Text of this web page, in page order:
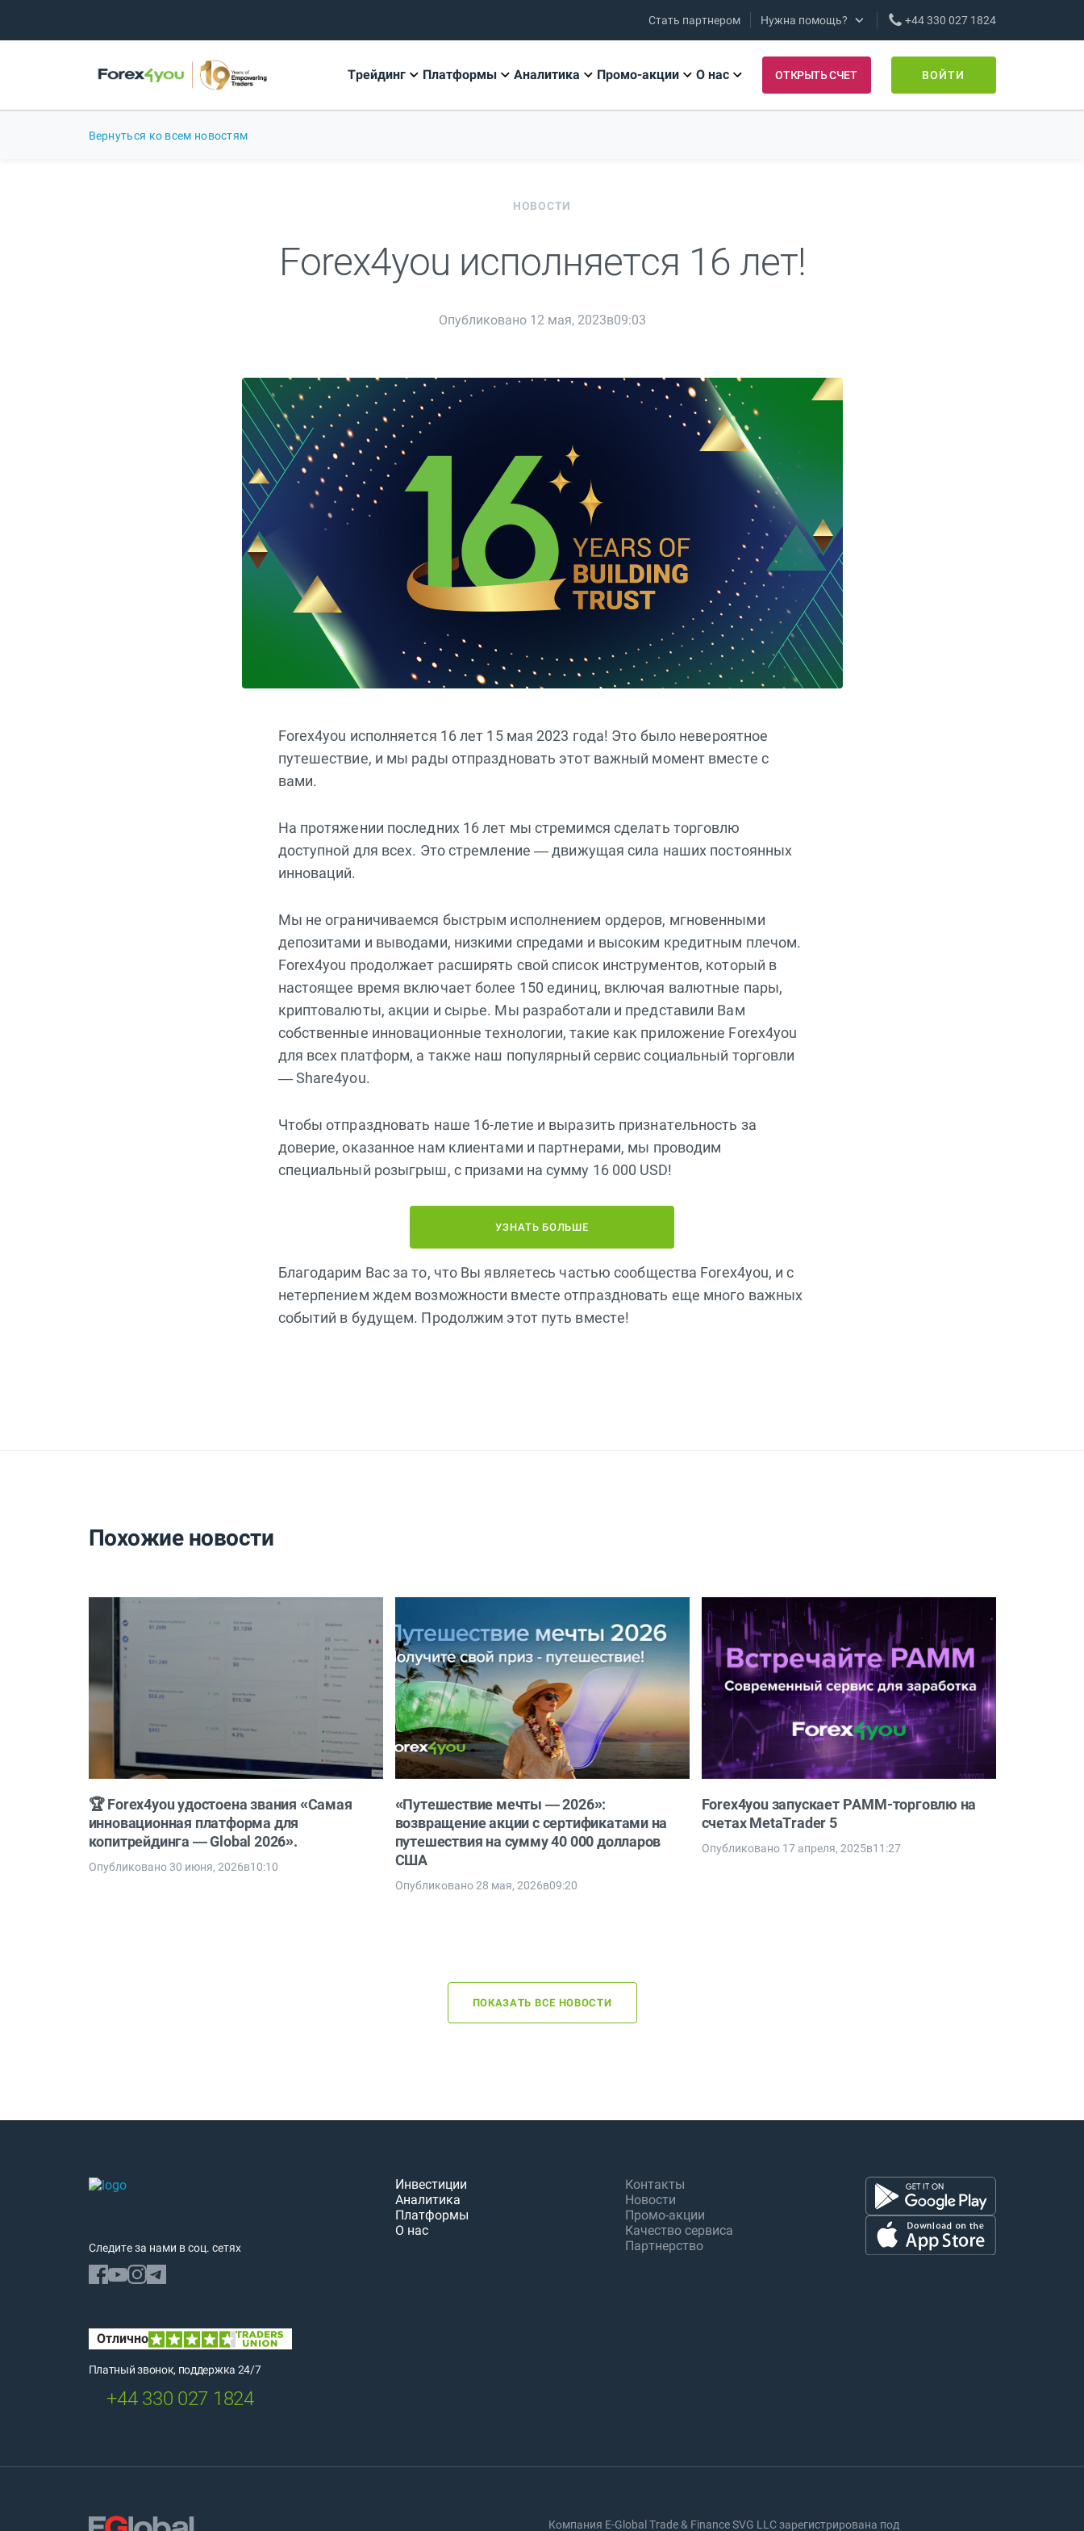
Стать партнером Нужна помощь? +44 330 027 1824
Трейдинг Платформы Аналитика Промо-акции О нас ОТКРЫТЬ СЧЕТ ВОЙТИ
Вернуться ко всем новостям
НОВОСТИ
Forex4you исполняется 16 лет!
Опубликовано 12 мая, 2023в09:03
Forex4you исполняется 16 лет 15 мая 2023 года! Это было невероятное
путешествие, и мы рады отпраздновать этот важный момент вместе с
вами.
На протяжении последних 16 лет мы стремимся сделать торговлю
доступной для всех. Это стремление — движущая сила наших постоянных
инноваций.
Мы не ограничиваемся быстрым исполнением ордеров, мгновенными
депозитами и выводами, низкими спредами и высоким кредитным плечом.
Forex4you продолжает расширять свой список инструментов, который в
настоящее время включает более 150 единиц, включая валютные пары,
криптовалюты, акции и сырье. Мы разработали и представили Вам
собственные инновационные технологии, такие как приложение Forex4you
для всех платформ, а также наш популярный сервис социальный торговли
— Share4you.
Чтобы отпраздновать наше 16-летие и выразить признательность за
доверие, оказанное нам клиентами и партнерами, мы проводим
специальный розыгрыш, с призами на сумму 16 000 USD!
УЗНАТЬ БОЛЬШЕ
Благодарим Вас за то, что Вы являетесь частью сообщества Forex4you, и с
нетерпением ждем возможности вместе отпраздновать еще много важных
событий в будущем. Продолжим этот путь вместе!
Похожие новости
🏆 Forex4you удостоена звания «Самая
инновационная платформа для
копитрейдинга — Global 2026».
Опубликовано 30 июня, 2026в10:10
«Путешествие мечты — 2026»:
возвращение акции с сертификатами на
путешествия на сумму 40 000 долларов
США
Опубликовано 28 мая, 2026в09:20
Forex4you запускает PAMM-торговлю на
счетах MetaTrader 5
Опубликовано 17 апреля, 2025в11:27
ПОКАЗАТЬ ВСЕ НОВОСТИ
Следите за нами в соц. сетях
Платный звонок, поддержка 24/7
+44 330 027 1824
Инвестиции
Аналитика
Платформы
О нас
Контакты
Новости
Промо-акции
Качество сервиса
Партнерство
Компания E-Global Trade & Finance SVG LLC зарегистрирована под